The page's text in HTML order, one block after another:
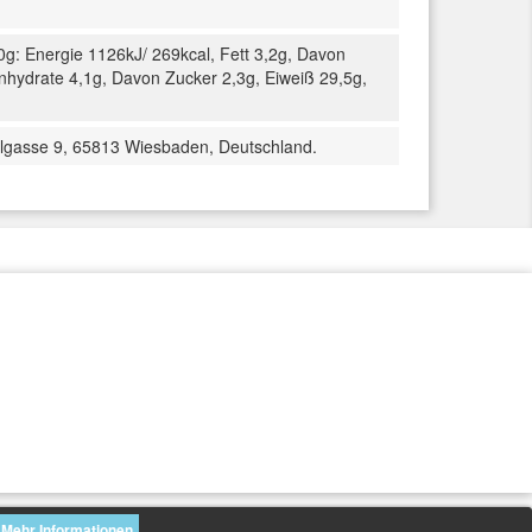
Energie 1126kJ/ 269kcal, Fett 3,2g, Davon
4,1g, Davon Zucker 2,3g, Eiweiß 29,5g,
9, 65813 Wiesbaden, Deutschland.